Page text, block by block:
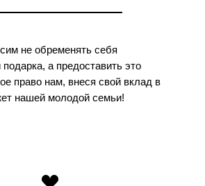
не обременять себя
а предоставить это
право нам, внеся свой вклад в
нашей молодой семьи!